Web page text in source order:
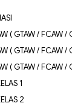
( GTAW / FCAW /
( GTAW / FCAW /
( GTAW / FCAW /
1
2